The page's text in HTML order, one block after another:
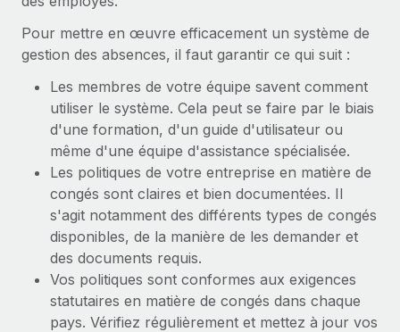
Pour mettre en œuvre efficacement un système de
gestion des absences, il faut garantir ce qui suit :
Les membres de votre équipe savent comment
utiliser le système. Cela peut se faire par le biais
d'une formation, d'un guide d'utilisateur ou
même d'une équipe d'assistance spécialisée.
Les politiques de votre entreprise en matière de
congés sont claires et bien documentées. Il
s'agit notamment des différents types de congés
disponibles, de la manière de les demander et
des documents requis.
Vos politiques sont conformes aux exigences
statutaires en matière de congés dans chaque
pays. Vérifiez régulièrement et mettez à jour vos